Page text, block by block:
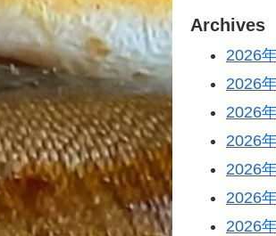
Archives
2026
2026
2026
2026
2026
2026
2026